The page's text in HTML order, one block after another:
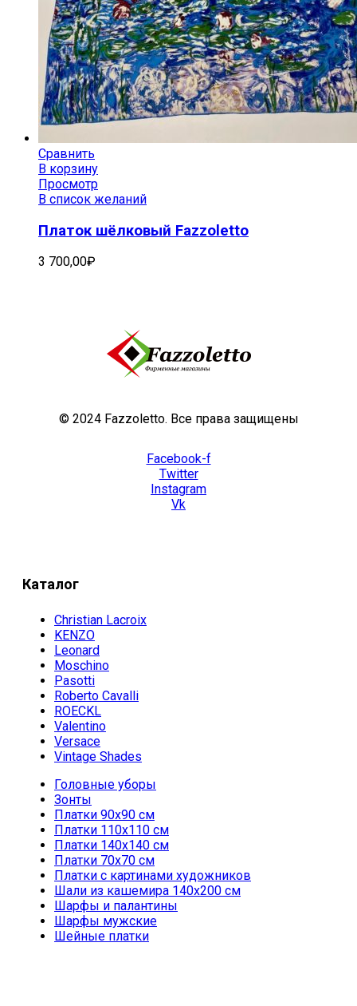
Сравнить
В корзину
Просмотр
В список желаний
Платок шёлковый Fazzoletto
3 700,00₽
© 2024 Fazzoletto. Все права защищены
Facebook-f
Twitter
Instagram
Vk
Каталог
Christian Lacroix
KENZO
Leonard
Moschino
Pasotti
Roberto Cavalli
ROECKL
Valentino
Versace
Vintage Shades
Головные уборы
Зонты
Платки 90х90 см
Платки 110х110 см
Платки 140х140 см
Платки 70х70 см
Платки с картинами художников
Шали из кашемира 140х200 см
Шарфы и палантины
Шарфы мужские
Шейные платки